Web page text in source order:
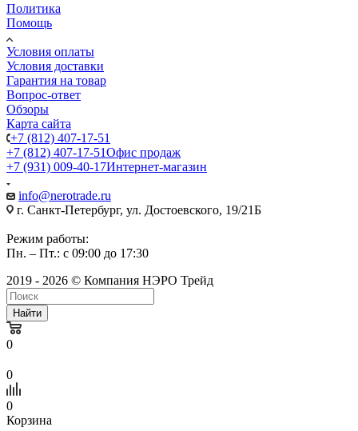
Политика
Помощь
Условия оплаты
Условия доставки
Гарантия на товар
Вопрос-ответ
Обзоры
Карта сайта
+7 (812) 407-17-51
+7 (812) 407-17-51Офис продаж
+7 (931) 009-40-17Интернет-магазин
info@nerotrade.ru
г. Санкт-Петербург, ул. Достоевского, 19/21Б
Режим работы:
Пн. – Пт.: с 09:00 до 17:30
2019 - 2026 © Компания НЭРО Трейд
Найти
0
0
0
Корзина